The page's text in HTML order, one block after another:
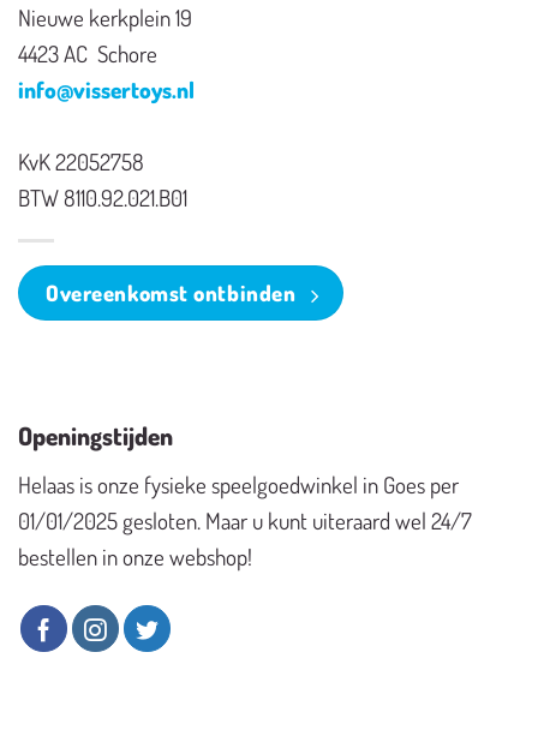
Nieuwe kerkplein 19
4423 AC Schore
info@vissertoys.nl
KvK 22052758
BTW 8110.92.021.B01
Overeenkomst ontbinden
Openingstijden
Helaas is onze fysieke speelgoedwinkel in Goes per
01/01/2025 gesloten. Maar u kunt uiteraard wel 24/7
bestellen in onze webshop!